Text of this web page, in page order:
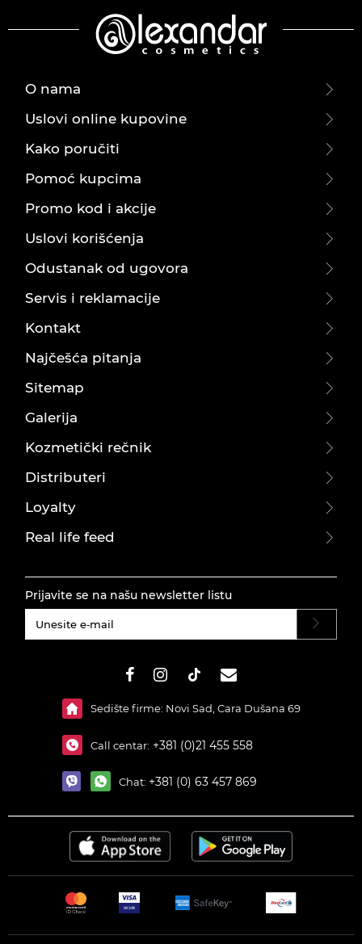
O nama
Uslovi online kupovine
Kako poručiti
Pomoć kupcima
Promo kod i akcije
Uslovi korišćenja
Odustanak od ugovora
Servis i reklamacije
Kontakt
Najčešća pitanja
Sitemap
Galerija
Kozmetički rečnik
Distributeri
Loyalty
Real life feed
Prijavite se na našu newsletter listu
Sedište firme: Novi Sad, Cara Dušana 69
Call centar: +381 (0)21 455 558
Chat: +381 (0) 63 457 869